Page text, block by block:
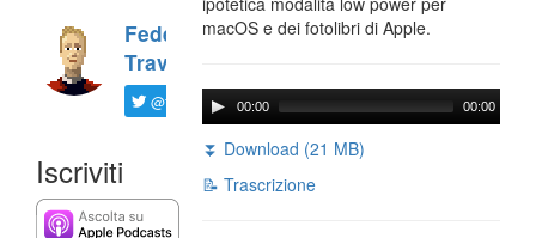
Federico
Travaini
@ftrava
Iscriviti
macOS e dei fotolibri di Apple.
00:00 00:00
⏬ Download (21 MB)
📝 Trascrizione